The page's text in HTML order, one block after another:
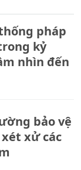
pháp
kỷ
nhìn đến
bảo vệ
xử các